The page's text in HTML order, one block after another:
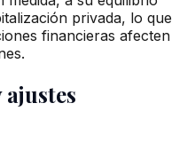
privada, lo que
financieras afecten